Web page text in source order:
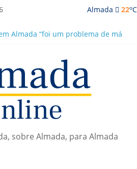
Almada 22oC
Almada “foi um problema de má
invade a Casa Amarela
anos com programa cultural entre
renovada até final de Agosto
acolhe festival “Interconnect”
sobre Almada, para Almada